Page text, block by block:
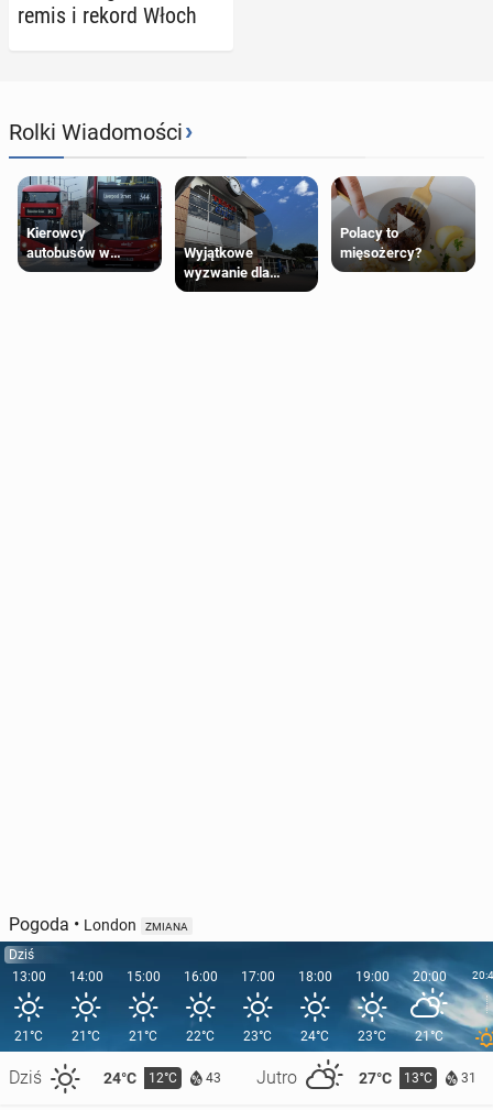
remis i rekord Włoch
Rolki Wiadomości›
Kierowcy
autobusów w
Londynie
Wyjątkowe
wyzwanie dla
posiadaczy kart
Polacy to
mięsożercy?
Pogoda • London ZMIANA
Dziś
13:00
21°C
Dziś 24°C 12°C 43 Jutro 27°C 13°C 31
14:00
21°C
15:00
21°C
16:00
22°C
17:00
23°C
18:00
24°C
19:00
23°C
20:00
21°C